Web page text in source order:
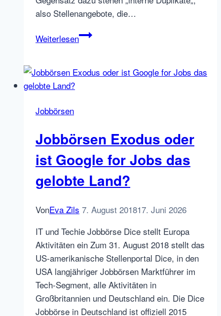
also Stellenangebote, die…
WeiterlesenDeutsche
10
Investment,
Übersicht
über
den
Jobbörsen
und
mehr
Jobbörsen
Jobbörsen Exodus oder
ist Google for Jobs das
gelobte Land?
VonEva Zils 7. August 201817. Juni 2026
IT und Techie Jobbörse Dice stellt Europa
Aktivitäten ein Zum 31. August 2018 stellt das
US-amerikanische Stellenportal Dice, in den
USA langjähriger Jobbörsen Marktführer im
Tech-Segment, alle Aktivitäten in
Großbritannien und Deutschland ein. Die Dice
Jobbörse in Deutschland ist offiziell 2015